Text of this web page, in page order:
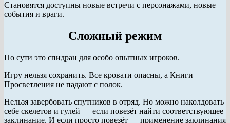
Становятся доступны новые встречи с персонажами, новые
события и враги.
Сложный режим
По сути это спидран для особо опытных игроков.
Игру нельзя сохранить. Все кровати опасны, а Книги
Просветления не падают с полок.
Нельзя завербовать спутников в отряд. Но можно наколдовать
себе скелетов и гулей — если повезёт найти соответствующее
заклинание. И если просто повезёт — применение заклинания